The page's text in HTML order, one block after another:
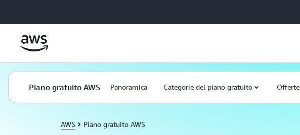
Piano gratuito AWS Panoramica Categorie del piano gratuito
AWS Piano gratuito AWS